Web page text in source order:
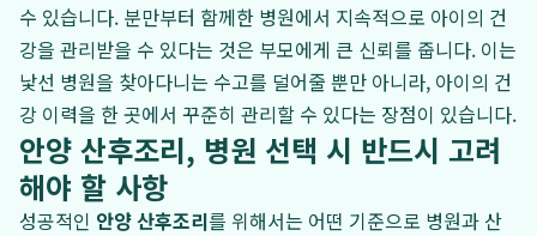
수 있습니다. 분만부터 함께한 병원에서 지속적으로 아이의 건
강을 관리받을 수 있다는 것은 부모에게 큰 신뢰를 줍니다. 이는
낯선 병원을 찾아다니는 수고를 덜어줄 뿐만 아니라, 아이의 건
강 이력을 한 곳에서 꾸준히 관리할 수 있다는 장점이 있습니다.
안양 산후조리, 병원 선택 시 반드시 고려
해야 할 사항
성공적인 안양 산후조리를 위해서는 어떤 기준으로 병원과 산